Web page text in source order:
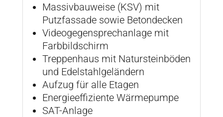
Massivbauweise (KSV) mit
Putzfassade sowie Betondecken
Videogegensprechanlage mit
Farbbildschirm
Treppenhaus mit Natursteinböden
und Edelstahlgeländern
Aufzug für alle Etagen
Energieeffiziente Wärmepumpe
SAT-Anlage